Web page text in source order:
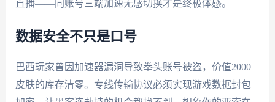
直播——同账号三端加速无感切换才是终极体感。
数据安全不只是口号
巴西玩家曾因加速器漏洞导致拳头账号被盗，价值2000
皮肤的库存清零。专线传输协议必须实现游戏数据封包